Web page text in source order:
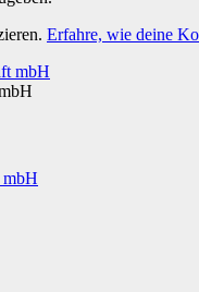
Erfahre, wie deine
mbH